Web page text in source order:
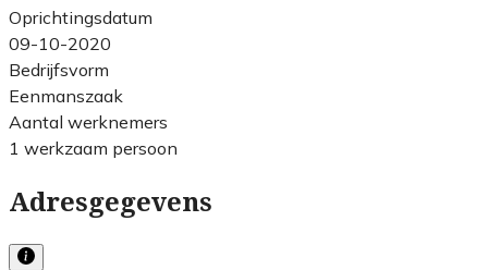
Oprichtingsdatum
09-10-2020
Bedrijfsvorm
Eenmanszaak
Aantal werknemers
1 werkzaam persoon
Adresgegevens